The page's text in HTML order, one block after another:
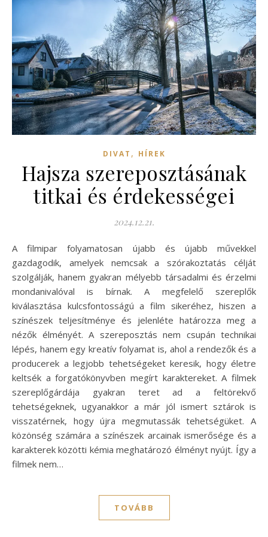
DIVAT , HÍREK
Hajsza szereposztásának
titkai és érdekességei
2024.12.21.
A filmipar folyamatosan újabb és újabb művekkel
gazdagodik, amelyek nemcsak a szórakoztatás célját
szolgálják, hanem gyakran mélyebb társadalmi és érzelmi
mondanivalóval is bírnak. A megfelelő szereplők
kiválasztása kulcsfontosságú a film sikeréhez, hiszen a
színészek teljesítménye és jelenléte határozza meg a
nézők élményét. A szereposztás nem csupán technikai
lépés, hanem egy kreatív folyamat is, ahol a rendezők és a
producerek a legjobb tehetségeket keresik, hogy életre
keltsék a forgatókönyvben megírt karaktereket. A filmek
szereplőgárdája gyakran teret ad a feltörekvő
tehetségeknek, ugyanakkor a már jól ismert sztárok is
visszatérnek, hogy újra megmutassák tehetségüket. A
közönség számára a színészek arcainak ismerősége és a
karakterek közötti kémia meghatározó élményt nyújt. Így a
filmek nem…
TOVÁBB